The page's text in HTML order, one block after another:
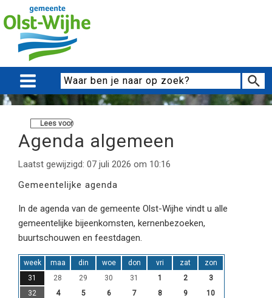
Lees voor
Agenda algemeen
Laatst gewijzigd: 07 juli 2026 om 10:16
Gemeentelijke agenda
In de agenda van de gemeente Olst-Wijhe vindt u alle
gemeentelijke bijeenkomsten, kernenbezoeken,
buurtschouwen en feestdagen.
week maa din woe don vri zat
zon
31
28 29 30 31 1 2
3
32
4 5 6 7 8 9
10